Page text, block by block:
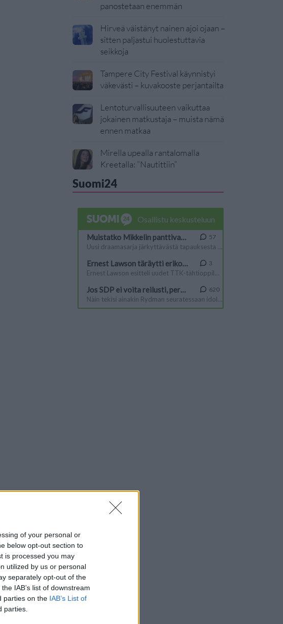
of your personal or
below opt-out section to
is processed you may
utilized by us or personal
separately opt-out of the
IAB’s list of downstream
parties on the IAB’s List of
parties.
panostetaan enemmän
Hirveä väistänyt nainen ajoi ojaan –
sitten paljastui huolestuttavia
seikkoja
Tampere City Festival käynnistyi
väkevästi – kuvakooste perjantailta
Lentoturvallisuuteen vaikuttaa
jokainen matkustaja – muista nämä
ennen matkaa
Mirella upealla rantalomalla
Kreetalla: ”Nautittiin”
Suomi24